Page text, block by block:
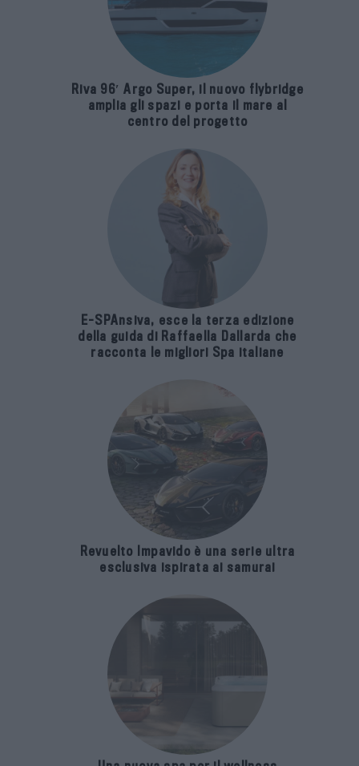
Riva 96′ Argo Super, il nuovo flybridge
amplia gli spazi e porta il mare al
centro del progetto
E-SPAnsiva, esce la terza edizione
della guida di Raffaella Dallarda che
racconta le migliori Spa italiane
Revuelto Impavido è una serie ultra
esclusiva ispirata ai samurai